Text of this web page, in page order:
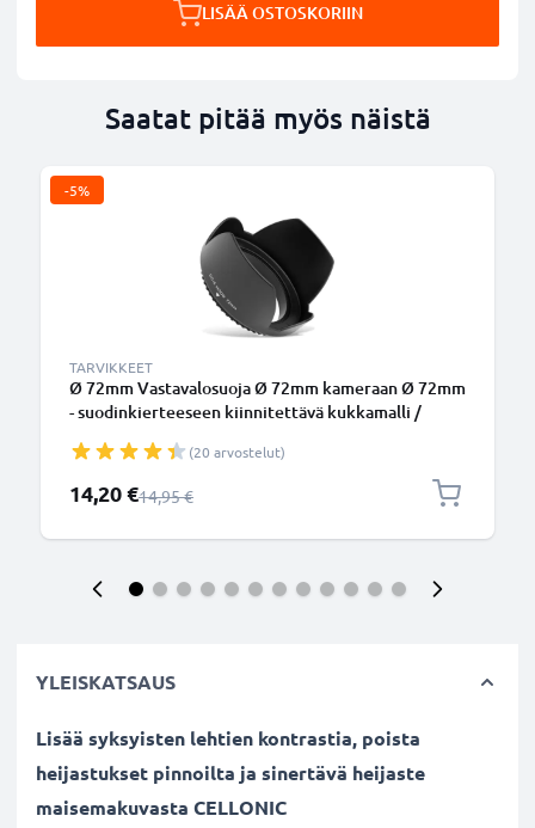
LISÄÄ OSTOSKORIIN
Saatat pitää myös näistä
-5%
TARVIKKEET
Ø 72mm Vastavalosuoja Ø 72mm kameraan Ø 72mm
- suodinkierteeseen kiinnitettävä kukkamalli /
CELLONIC
(20 arvostelut)
Erikoishinta
14,20 €Normaali hinta
14,95 €
YLEISKATSAUS
Lisää syksyisten lehtien kontrastia, poista
heijastukset pinnoilta ja sinertävä heijaste
maisemakuvasta CELLONIC